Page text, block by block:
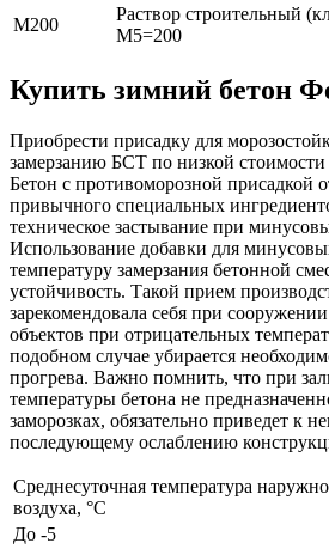
М200
Раствор строительный
М5=200
Купить зимний бетон
Приобрести присадку для
замерзанию БСТ по низкой стоимости
Бетон с противоморозной присадкой
привычного специальных
техническое застывание при
Использование добавки для
температуру замерзания бетонной
устойчивость. Такой прием
зарекомендовала себя при
объектов при отрицательных
подобном случае убирается
прогрева. Важно помнить, что при
температуры бетона не
заморозках, обязательно приведет к
последующему ослаблению
Среднесуточная температура
воздуха, °C
До -5